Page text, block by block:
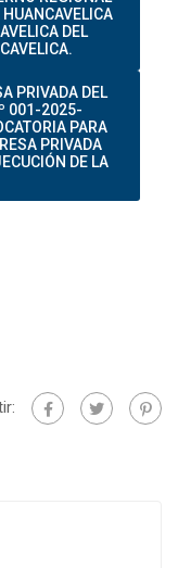
HUANCAVELICA
DEL
PRIVADA DEL
001-2025-
PARA
PRIVADA
DE LA